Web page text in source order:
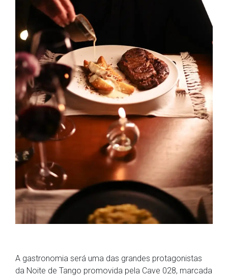
A gastronomia será uma das grandes protagonistas
da Noite de Tango promovida pela Cave 028, marcada